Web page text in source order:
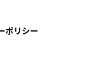
ポリシー